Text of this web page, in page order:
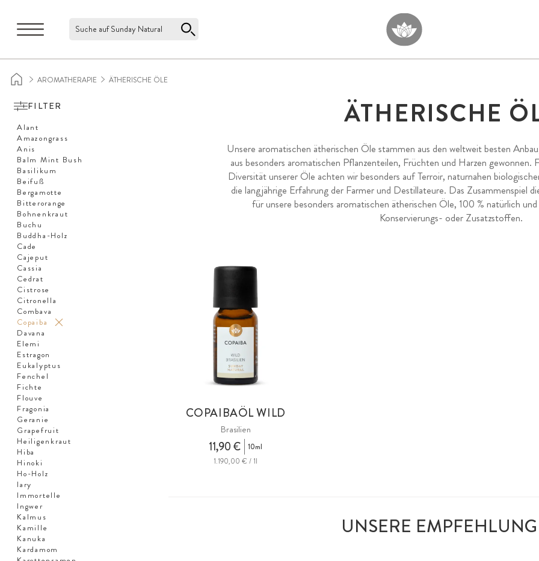
Suche auf Sunday Natural
AROMATHERAPIE ÄTHERISCHE ÖLE
ÄTHERISCHE
Unsere aromatischen ätherischen Öle stammen aus den weltweit besten
aus besonders aromatischen Pflanzenteilen, Früchten und Harzen gewonnen.
Diversität unserer Öle achten wir besonders auf Terroir, naturnahen
die langjährige Erfahrung der Farmer und Destillateure. Das Zusammenspiel
für unsere besonders aromatischen ätherischen Öle, 100 % natürlich
Konservierungs- oder Zusatzstoffen.
COPAIBAÖL WILD
Brasilien
11,90 €
10ml
1.190,00 € / 1l
UNSERE
FILTER
Alant
Amazongrass
Anis
Balm Mint Bush
Basilikum
Beifuß
Bergamotte
Bitterorange
Bohnenkraut
Buchu
Buddha-Holz
Cade
Cajeput
Cassia
Cedrat
Cistrose
Citronella
Combava
Copaiba
Davana
Elemi
Estragon
Eukalyptus
Fenchel
Fichte
Flouve
Fragonia
Geranie
Grapefruit
Heiligenkraut
Hiba
Hinoki
Ho-Holz
Iary
Immortelle
Ingwer
Kalmus
Kamille
Kanuka
Kardamom